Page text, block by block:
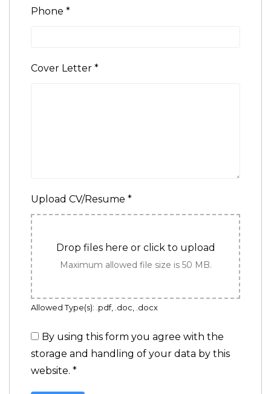
Phone *
Cover Letter *
Upload CV/Resume *
Drop files here or click to upload
Maximum allowed file size is 50 MB.
Allowed Type(s): .pdf, .doc, .docx
By using this form you agree with the
storage and handling of your data by this
website. *